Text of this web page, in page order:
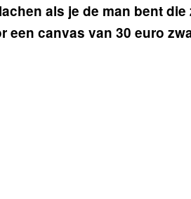
als je de man bent
een canvas van 30 euro